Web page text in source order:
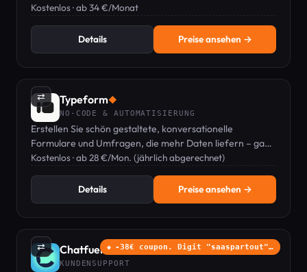
über 7 Kanälen.
Kostenlos · ab 34 €/Monat
Details Preise ansehen →
⇄ Typeform◆
NO-CODE & AUTOMATISIERUNG
Erstellen Sie schön gestaltete, konversationelle
Formulare und Umfragen, die mehr Daten liefern – ganz
ohne Programmierkenntnisse.
Kostenlos · ab 28 €/Mon. (jährlich abgerechnet)
Details Preise ansehen →
⇄ -38€ coupon. Digit "saaspartout"…
Chatfuel ◆
KUNDENSUPPORT